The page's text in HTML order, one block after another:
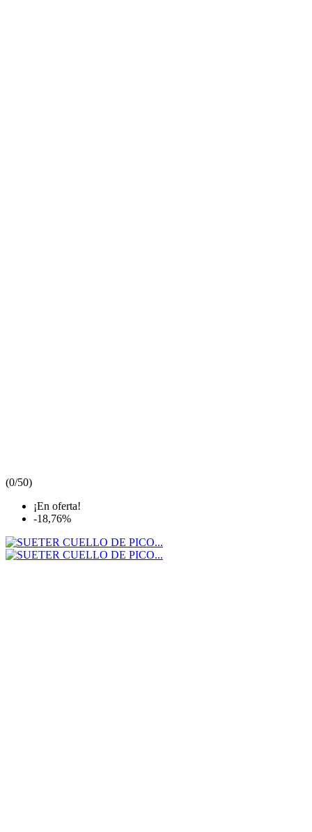
(0/50)
¡En oferta!
-18,76%